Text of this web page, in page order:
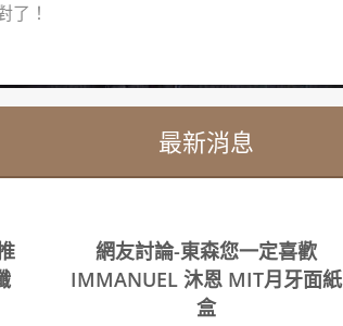
了！
最新消息
網友討論-東森您一定喜歡
IMMANUEL 沐恩 MIT月牙面紙
盒